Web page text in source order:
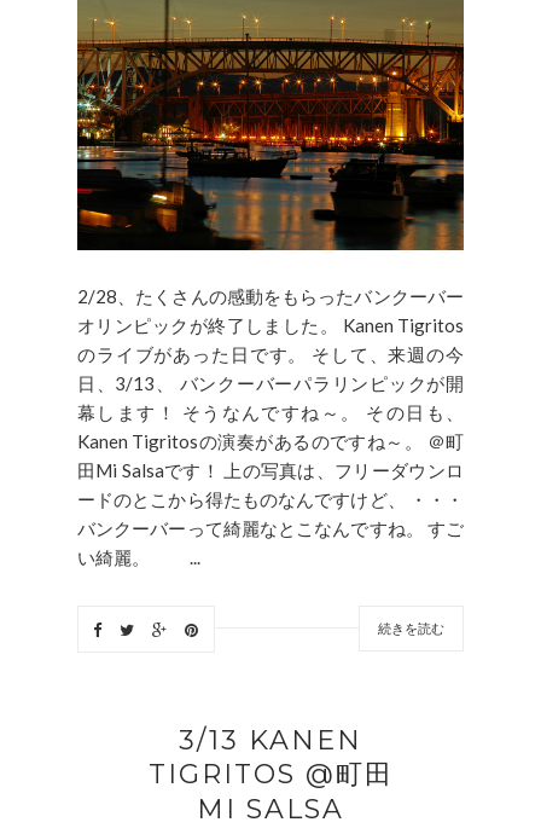
2/28、たくさんの感動をもらったバンクーバー
オリンピックが終了しました。 Kanen Tigritos
のライブがあった日です。 そして、来週の今
日、3/13、 バンクーバーパラリンピックが開
幕します！ そうなんですね～。 その日も、
Kanen Tigritosの演奏があるのですね～。 ＠町
田Mi Salsaです！ 上の写真は、フリーダウンロ
ードのとこから得たものなんですけど、 ・・・
バンクーバーって綺麗なとこなんですね。 すご
い綺麗。 ...
続きを読む
3/13 KANEN
TIGRITOS @町田
MI SALSA